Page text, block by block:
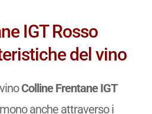
IGT Rosso
del vino
Colline Frentane IGT
anche attraverso i